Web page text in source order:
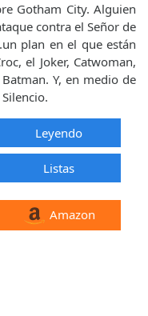
Gotham City. Alguien
contra el Señor de
plan en el que están
el Joker, Catwoman,
Y, en medio de
Leyendo
Listas
Amazon